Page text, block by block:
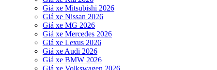
Giá xe Mitsubishi 2026
Giá xe Nissan 2026
Giá xe MG 2026
Giá xe Mercedes 2026
Giá xe Lexus 2026
Giá xe Audi 2026
Giá xe BMW 2026
Giá xe Volkswagen 2026